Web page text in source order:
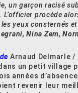
un garcon racise
L’officier procede
yeux consternes
Nina Zem,
Arnaud Delmarle /
un petit village
années
revenir leur